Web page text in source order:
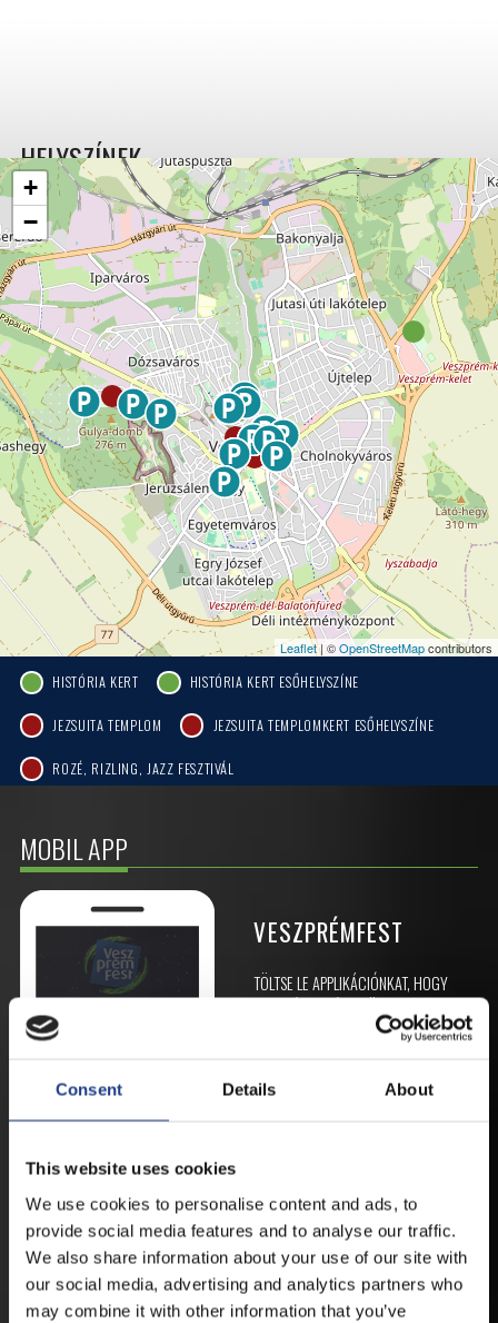
Consent Details About
This website uses cookies
We use cookies to personalise content and ads, to
provide social media features and to analyse our traffic.
We also share information about your use of our site with
our social media, advertising and analytics partners who
may combine it with other information that you’ve
+
−
Leaflet| ©OpenStreetMapcontributors
HELYSZÍNEK
HISTÓRIA KERT HISTÓRIA KERT ESŐHELYSZÍNE
JEZSUITA TEMPLOM JEZSUITA TEMPLOMKERT ESŐHELYSZÍNE
ROZÉ, RIZLING, JAZZ FESZTIVÁL
MOBIL APP
VESZPRÉMFEST
TÖLTSE LE APPLIKÁCIÓNKAT, HOGY
LEGFRISSEBB HÍREINKRŐL,
HELYSZÍNVÁLTOZÁSRÓL.
ANDROID